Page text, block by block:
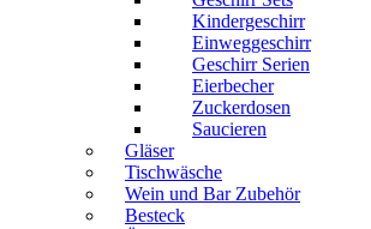
Kindergeschirr
Einweggeschirr
Geschirr Serien
Eierbecher
Zuckerdosen
Saucieren
Gläser
Tischwäsche
Wein und Bar Zubehör
Besteck